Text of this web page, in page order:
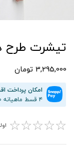
تیشرت طرح دار
3,295,000 تومان
امکان پرداخت
۴ قسط ماهیانه 823,750 تومان (بدون کارمزد)
☆
☆
☆
☆
☆